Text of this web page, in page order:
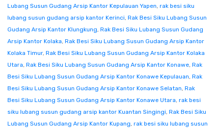
Lubang Susun Gudang Arsip Kantor Kepulauan Yapen, rak besi siku
lubang susun gudang arsip kantor Kerinci, Rak Besi Siku Lubang Susun
Gudang Arsip Kantor Klungkung, Rak Besi Siku Lubang Susun Gudang
Arsip Kantor Kolaka, Rak Besi Siku Lubang Susun Gudang Arsip Kantor
Kolaka Timur, Rak Besi Siku Lubang Susun Gudang Arsip Kantor Kolaka
Utara, Rak Besi Siku Lubang Susun Gudang Arsip Kantor Konawe, Rak
Besi Siku Lubang Susun Gudang Arsip Kantor Konawe Kepulauan, Rak
Besi Siku Lubang Susun Gudang Arsip Kantor Konawe Selatan, Rak
Besi Siku Lubang Susun Gudang Arsip Kantor Konawe Utara, rak besi
siku lubang susun gudang arsip kantor Kuantan Singingi, Rak Besi Siku
Lubang Susun Gudang Arsip Kantor Kupang, rak besi siku lubang susun